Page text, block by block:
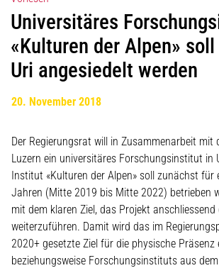
Universitäres
«Kulturen der Alpen»
Uri angesiedelt werden
20. November 2018
Der Regierungsrat will in Zusammenarbeit mit
Luzern ein universitäres Forschungsinstitut in
Institut «Kulturen der Alpen» soll zunächst für
Jahren (Mitte 2019 bis Mitte 2022) betrieben
mit dem klaren Ziel, das Projekt
weiterzuführen. Damit wird das im
2020+ gesetzte Ziel für die physische Präsenz
beziehungsweise Forschungsinstituts aus